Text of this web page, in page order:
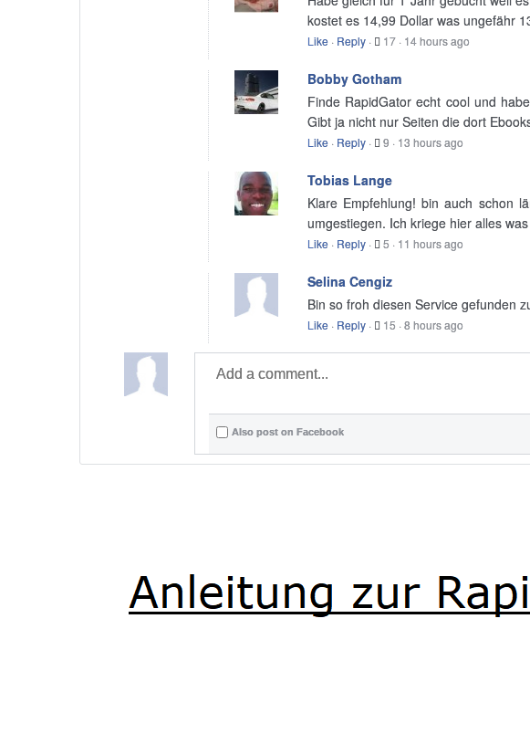
kostet es 14,99 Dollar was ungefähr
Like · Reply · 17 · 14 hours ago
Bobby Gotham
Finde RapidGator echt cool und
Gibt ja nicht nur Seiten die dort
Like · Reply · 9 · 13 hours ago
Tobias Lange
Klare Empfehlung! bin auch schon
umgestiegen. Ich kriege hier alles
Like · Reply · 5 · 11 hours ago
Selina Cengiz
Bin so froh diesen Service gefunden
Like · Reply · 15 ·8 hours ago
Also post on Facebook